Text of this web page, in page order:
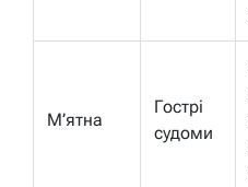
М’ятна
Гострі
судоми